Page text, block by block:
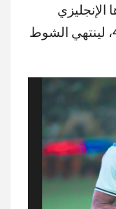
الإنجليزي
إيفان توني بإتقان عند الدقيقة 45، لينتهي الشوط